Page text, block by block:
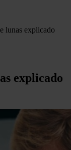
lunas explicado
explicado